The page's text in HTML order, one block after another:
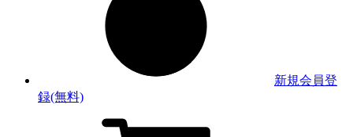
新規会員登
録(無料)